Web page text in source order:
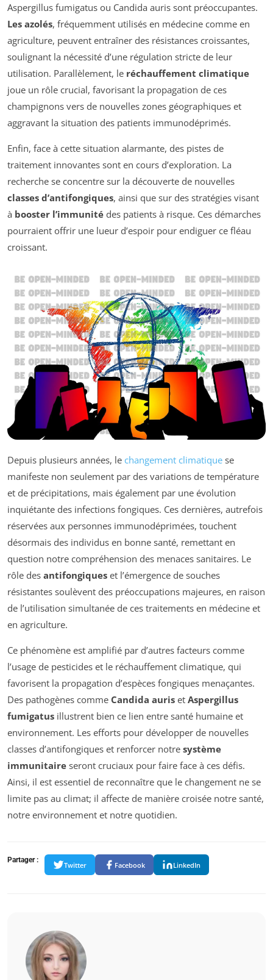
Aspergillus fumigatus ou Candida auris sont préoccupantes.
Les azolés, fréquemment utilisés en médecine comme en
agriculture, peuvent entraîner des résistances croissantes,
soulignant la nécessité d’une régulation stricte de leur
utilisation. Parallèlement, le réchauffement climatique
joue un rôle crucial, favorisant la propagation de ces
champignons vers de nouvelles zones géographiques et
aggravant la situation des patients immunodéprimés.
Enfin, face à cette situation alarmante, des pistes de
traitement innovantes sont en cours d’exploration. La
recherche se concentre sur la découverte de nouvelles
classes d’antifongiques, ainsi que sur des stratégies visant
à booster l’immunité des patients à risque. Ces démarches
pourraient offrir une lueur d’espoir pour endiguer ce fléau
croissant.
Depuis plusieurs années, le changement climatique se
manifeste non seulement par des variations de température
et de précipitations, mais également par une évolution
inquiétante des infections fongiques. Ces dernières, autrefois
réservées aux personnes immunodéprimées, touchent
désormais des individus en bonne santé, remettant en
question notre compréhension des menaces sanitaires. Le
rôle des antifongiques et l’émergence de souches
résistantes soulèvent des préoccupations majeures, en raison
de l’utilisation simultanée de ces traitements en médecine et
en agriculture.
Ce phénomène est amplifié par d’autres facteurs comme
l’usage de pesticides et le réchauffement climatique, qui
favorisent la propagation d’espèces fongiques menaçantes.
Des pathogènes comme Candida auris et Aspergillus
fumigatus illustrent bien ce lien entre santé humaine et
environnement. Les efforts pour développer de nouvelles
classes d’antifongiques et renforcer notre système
immunitaire seront cruciaux pour faire face à ces défis.
Ainsi, il est essentiel de reconnaître que le changement ne se
limite pas au climat; il affecte de manière croisée notre santé,
notre environnement et notre quotidien.
Partager :
Twitter Facebook LinkedIn